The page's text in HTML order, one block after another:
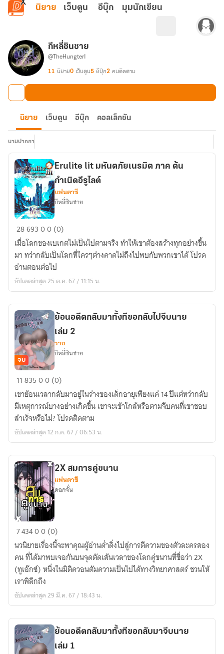
ข้ามไปยังเนื้อหาหลัก
นิยาย เว็บตูน อีบุ๊ก มุมนักเขียน
กีหลี่ชินชาย
@TheHungterI
11 นิยาย0 เว็บตูน5 อีบุ๊ก2 คนติดตาม
นิยาย เว็บตูน อีบุ๊ก คอลเล็กชัน
นามปากกา
Erulite
lit
มหันตภัย
เนรมิต
ภาค
ต้น
อี
รู
ไลต์
Erulite lit มหันตภัยเนรมิต ภาค ต้น
กำเนิดอีรูไลต์
แฟนตาซี
กีหลี่ชินชาย
2869300 (0)
เมื่อโลกของเบเกตไม่เป็นไปตามจริง ทำให้เขาต้องสร้างทุกอย่างขึ้น
มา ทว่ากลับเป็นโลกที่ใครๆต่างคาดไม่ถึงไปพบกับพวกเขาได้ โปรด
อ่านตอนต่อไป
อัปเดตล่าสุด 25 ต.ค. 67 / 11:15 น.
ย้อน
อดีต
กลับ
มา
ทั้งที
ขอก
ไป
จีบ
นาย
เล่ม
จบ
ย้อนอดีตกลับมาทั้งทีขอกลับไปจีบนาย
เล่ม 2
วาย
กีหลี่ชินชาย
1183500 (0)
เขาย้อนเวลากลับมาอยู่ในร่างของเด็กอายุเพียงแค่ 14 ปีแต่ทว่ากลับ
มีเหตุการณ์บางอย่างเกิดขึ้น เขาจะเข้าใกล้หรือตามจีบคนที่เขาชอบ
สำเร็จหรือไม่? โปรดติดตาม
อัปเดตล่าสุด 12 ก.ค. 67 / 06:53 น.
2X
สมการ
คู่
ขนาน
2X สมการคู่ขนาน
แฟนตาซี
ดอกจั๋น
743400 (0)
นวนิยายเรื่องนี้จะพาคุณผู้อ่านด่ำดิ่งไปสู่การตีความของตัวละครสอง
คน ที่ได้มาพบเจอกันบนจุดตัดเส้นเวลาของโลกคู่ขนานที่ชื่อว่า 2X
(ทูเอ๊กซ์) หนึ่งในมิติควอนตัมความเป็นไปได้ทางวิทยาศาสตร์ ชวนให้
เราพิลึกถึง
อัปเดตล่าสุด 29 มี.ค. 67 / 18:43 น.
ย้อนอดีตกลับมาทั้งทีขอกลับมาจีบนาย
เล่ม 1